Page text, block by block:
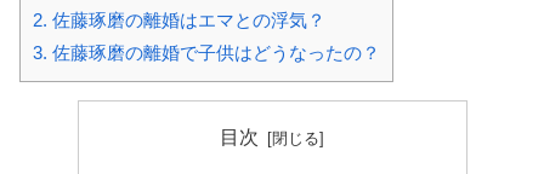
2. 佐藤琢磨の離婚はエマとの浮気？
3. 佐藤琢磨の離婚で子供はどうなったの？
目次